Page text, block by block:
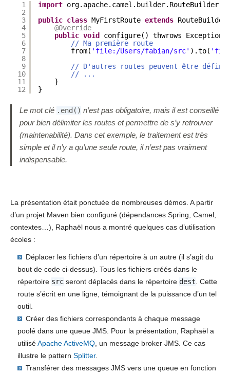
1
2
3
4
5
6
7
8
9
10
11
12
import org.apache.camel.builder.RouteBuilder;
public class MyFirstRoute extends
@Override
public void
configure() thwrows Exception
// Ma première route
from( 'file:/Users/fabian/src' ).to(
// D'autres routes peuvent être
// ...
}
}
Le mot clé .end() n’est pas obligatoire, mais il est conseillé
pour bien délimiter les routes et permettre de s’y retrouver
(maintenabilité). Dans cet exemple, le traitement est très
simple et il n’y a qu’une seule route, il n’est pas vraiment
indispensable.
La présentation était ponctuée de nombreuses démos. A partir
d’un projet Maven bien configuré (dépendances Spring, Camel,
contextes…), Raphaël nous a montré quelques cas d’utilisation
écoles :
Déplacer les fichiers d’un répertoire à un autre (il s’agit du
bout de code ci-dessus). Tous les fichiers créés dans le
répertoire srcseront déplacés dans le répertoire dest . Cette
route s’écrit en une ligne, témoignant de la puissance d’un tel
outil.
Créer des fichiers correspondants à chaque message
poolé dans une queue JMS. Pour la présentation, Raphaël a
utiliséApache ActiveMQ, un message broker JMS. Ce cas
illustre le pattern Splitter.
Transférer des messages JMS vers une queue en fonction